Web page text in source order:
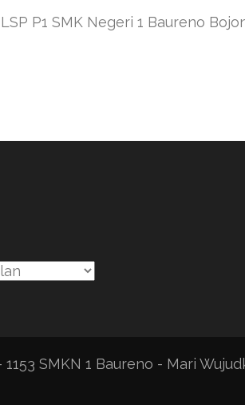
P1 SMK Negeri 1 Baureno
1153 SMKN 1 Baureno - Mari